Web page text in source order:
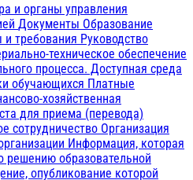
и органы управления
Документы Образование
и требования Руководство
техническое обеспечение
процесса. Доступная среда
обучающихся Платные
хозяйственная
для приема (перевода)
сотрудничество Организация
Информация, которая
решению образовательной
опубликование которой